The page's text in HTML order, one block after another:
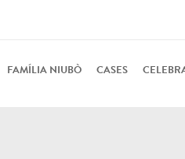
FAMÍLIA NIUBÒ CASES